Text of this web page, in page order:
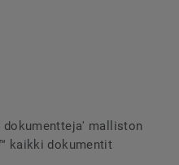
malliston
kaikki dokumentit